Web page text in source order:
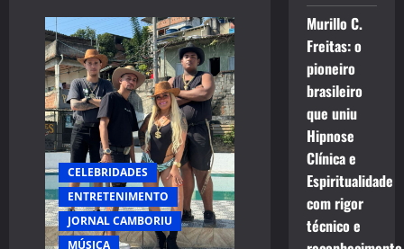
CELEBRIDADES
ENTRETENIMENTO
JORNAL CAMBORIU
MÚSICA
Murillo C.
Freitas: o
pioneiro
brasileiro
que uniu
Hipnose
Clínica e
Espiritualidade
com rigor
técnico e